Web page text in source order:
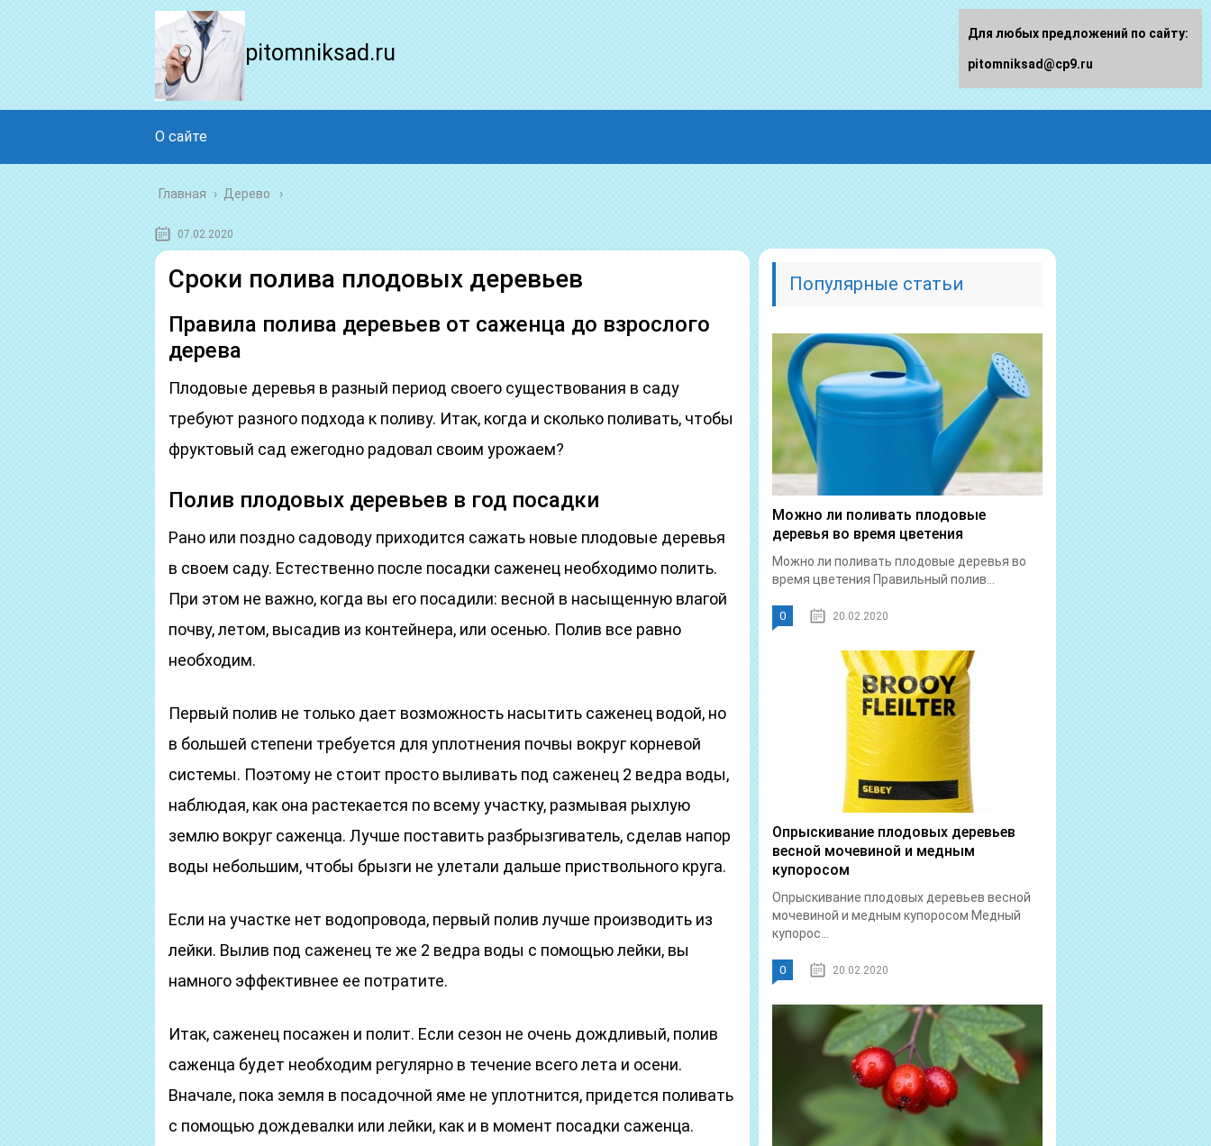
pitomniksad.ru
О сайте
Главная › Дерево
07.02.2020
Сроки полива плодовых деревьев
Правила полива деревьев от саженца до взрослого
дерева
Плодовые деревья в разный период своего существования в саду
требуют разного подхода к поливу. Итак, когда и сколько поливать, чтобы
фруктовый сад ежегодно радовал своим урожаем?
Полив плодовых деревьев в год посадки
Рано или поздно садоводу приходится сажать новые плодовые деревья
в своем саду. Естественно после посадки саженец необходимо полить.
При этом не важно, когда вы его посадили: весной в насыщенную влагой
почву, летом, высадив из контейнера, или осенью. Полив все равно
необходим.
Первый полив не только дает возможность насытить саженец водой, но
в большей степени требуется для уплотнения почвы вокруг корневой
системы. Поэтому не стоит просто выливать под саженец 2 ведра воды,
наблюдая, как она растекается по всему участку, размывая рыхлую
землю вокруг саженца. Лучше поставить разбрызгиватель, сделав напор
воды небольшим, чтобы брызги не улетали дальше приствольного круга.
Если на участке нет водопровода, первый полив лучше производить из
лейки. Вылив под саженец те же 2 ведра воды с помощью лейки, вы
намного эффективнее ее потратите.
Итак, саженец посажен и полит. Если сезон не очень дождливый, полив
саженца будет необходим регулярно в течение всего лета и осени.
Вначале, пока земля в посадочной яме не уплотнится, придется поливать
с помощью дождевалки или лейки, как и в момент посадки саженца.
Популярные статьи
Можно ли поливать плодовые
деревья во время цветения
Можно ли поливать плодовые деревья во
время цветения Правильный полив...
0 20.02.2020
Опрыскивание плодовых деревьев
весной мочевиной и медным
купоросом
Опрыскивание плодовых деревьев весной
мочевиной и медным купоросом Медный
купорос...
0 20.02.2020
Для любых предложений по сайту:
pitomniksad@cp9.ru